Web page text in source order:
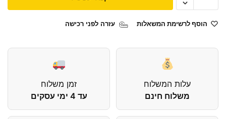
הוסף לרשימת המשאלות עזרה לפני רכישה
עלות המשלוח
משלוח חינם
זמן משלוח
עד 4 ימי עסקים